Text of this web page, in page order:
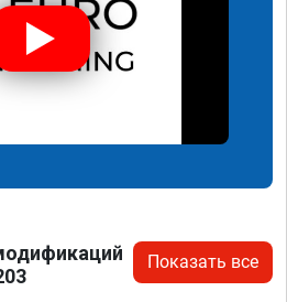
Показать все